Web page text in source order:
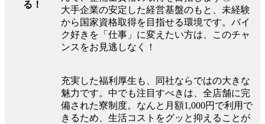
る！
大手企業の安定した経営基盤のもと、未経験
から国家資格取得を目指せる環境です。バイ
ク好きを「仕事」に変えたい方は、このチャ
ンスをお見逃しなく！
充実した福利厚生も、同社ならではの大きな
魅力です。中でも注目すべきは、全店舗に完
備された寮制度。なんと月額1,000円で利用で
きるため、生活コストをグッと抑えることが